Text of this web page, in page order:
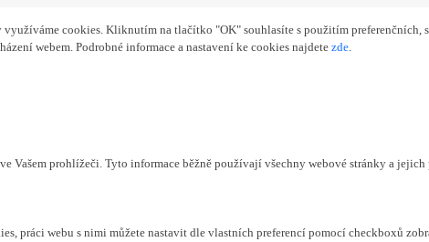
cookies. Kliknutím na tlačítko "OK" souhlasíte s použitím
webem. Podrobné informace a nastavení ke cookies najdete zde.
Vašem prohlížeči. Tyto informace běžně používají všechny webové stránky a
práci webu s nimi můžete nastavit dle vlastních preferencí pomocí checkboxů